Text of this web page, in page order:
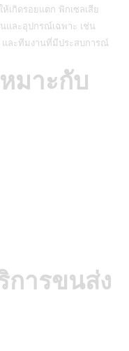
เกิดรอยแตก พิกเซลเสีย
และอุปกรณ์เฉพาะ เช่น
และทีมงานที่มีประสบการณ์
มาะกับ
การขนส่ง